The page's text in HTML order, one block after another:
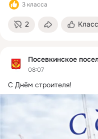
3 класса
2 Класс
Посевкинское
08:07
С Днём строителя!